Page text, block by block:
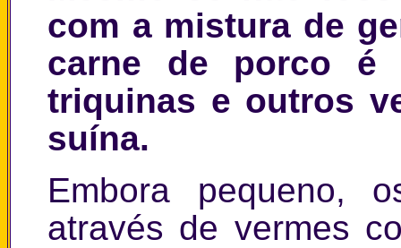
com a mistura de
carne de porco é
triquinas e outros
suína.
Embora pequeno,
através de vermes